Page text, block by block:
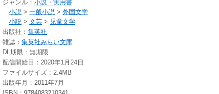
ジャンル： 小説・実用書
小説 > 一般小説 > 外国文学
小説 > 文芸 > 児童文学
出版社： 集英社
雑誌： 集英社みらい文庫
DL期限：無期限
配信開始日：2020年1月24日
ファイルサイズ：2.4MB
出版年月：2011年7月